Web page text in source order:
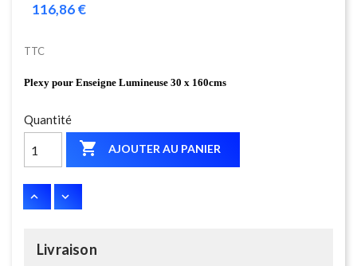
116,86 €
TTC
Plexy pour Enseigne Lumineuse 30 x 160cms
Quantité
 AJOUTER AU PANIER
Livraison